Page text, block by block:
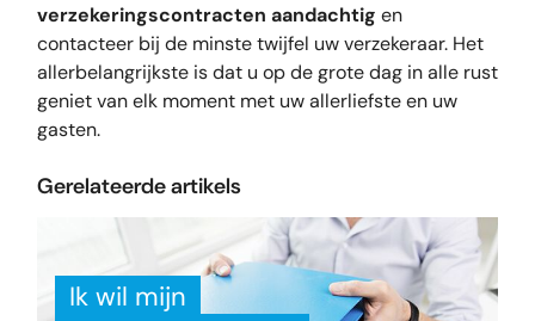
verzekeringscontracten aandachtig en
contacteer bij de minste twijfel uw verzekeraar. Het
allerbelangrijkste is dat u op de grote dag in alle rust
geniet van elk moment met uw allerliefste en uw
gasten.
Gerelateerde artikels
Ik wil mijn